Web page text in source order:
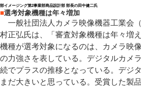
部イメージング第2事業部商品設計部 部長の田中健二氏
■選考対象機種は年々増加
一般社団法人カメラ映像機器工業会
村正弘氏は、「審査対象機種は年々増
機種が選考対象になるのは、カメラ映
の力強さを表している。デジタルカメ
続でプラスの推移となっている。デジ
まだ大きいと思っている。受賞した製